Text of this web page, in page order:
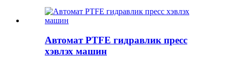
Автомат PTFE гидравлик пресс
хэвлэх машин